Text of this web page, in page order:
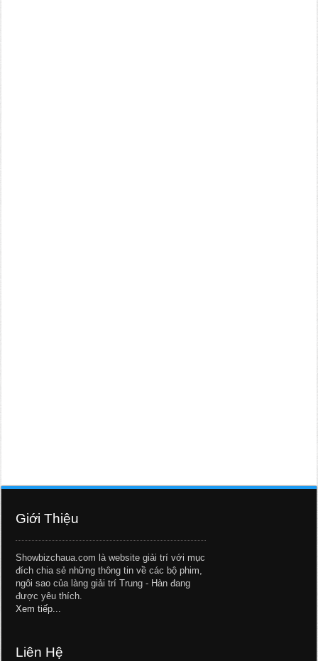
Giới Thiệu
Showbizchaua.com là website giải trí với mục
đích chia sẻ những thông tin về các bộ phim,
ngôi sao của làng giải trí Trung - Hàn đang
được yêu thích.
Xem tiếp...
Liên Hệ